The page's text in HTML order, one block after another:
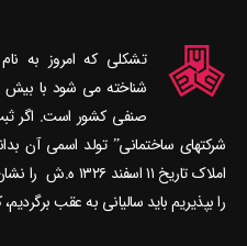
تشکلی که امروز به
صنفی کشور است. اگر
را بپذیریم باید سالیانی به عقب